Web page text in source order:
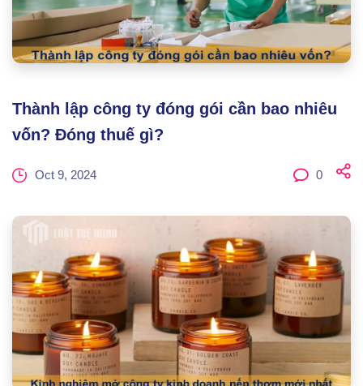
Thành lập công ty đóng gói cần bao nhiêu
vốn? Đóng thuế gì?
Oct 9, 2024 0